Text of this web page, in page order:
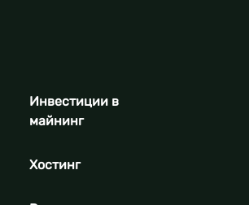
Инвестиции в
майнинг
Хостинг